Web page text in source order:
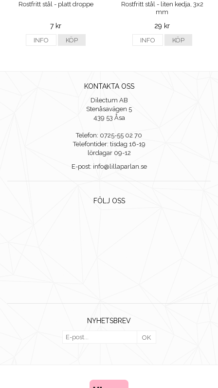
Rostfritt stål - platt droppe
7 kr
INFO KÖP
Rostfritt stål - liten kedja, 3x2
mm
29 kr
INFO KÖP
KONTAKTA OSS
Dilectum AB
Stenåsavägen 5
439 53 Åsa
Telefon: 0725-55 02 70
Telefontider: tisdag 16-19
lördagar 09-12
E-post: info@lillaparlan.se
FÖLJ OSS
NYHETSBREV
OK